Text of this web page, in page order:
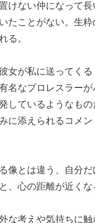
けない仲になって
たことがない。生粋
る。
女が私に送ってくる
名なプロレスラーが
しているようなもの
に添えられるコメ
像とは違う、自分だ
、心の距離が近くな
な考えや気持ちに触